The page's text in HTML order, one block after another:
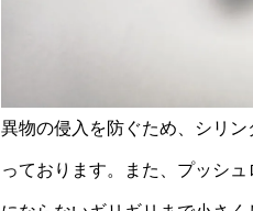
異物の侵入を防ぐため、シリ
っております。また、プッシ